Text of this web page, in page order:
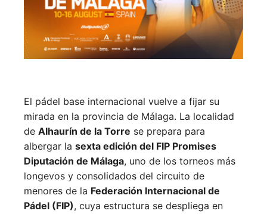
El pádel base internacional vuelve a fijar su
mirada en la provincia de Málaga. La localidad
de Alhaurín de la Torre se prepara para
albergar la sexta edición del FIP Promises
Diputación de Málaga, uno de los torneos más
longevos y consolidados del circuito de
menores de la Federación Internacional de
Pádel (FIP), cuya estructura se despliega en